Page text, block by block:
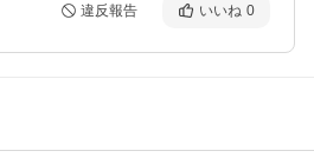
違反報告 いいね 0